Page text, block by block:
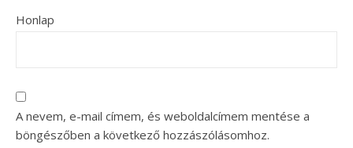
Honlap
A nevem, e-mail címem, és weboldalcímem mentése a
böngészőben a következő hozzászólásomhoz.